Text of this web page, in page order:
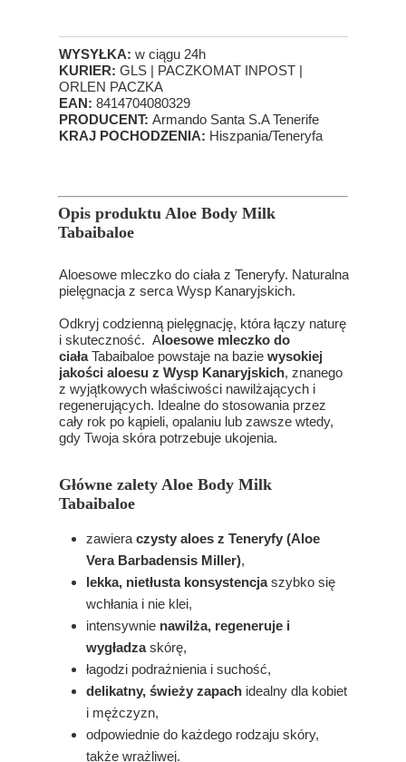
Opis produktu Aloe Body Milk
Tabaibaloe
Aloesowe mleczko do ciała z Teneryfy. Naturalna
pielęgnacja z serca Wysp Kanaryjskich.
Odkryj codzienną pielęgnację, która łączy naturę
i skuteczność. Aloesowe mleczko do
ciałaTabaibaloe powstaje na bazie wysokiej
jakości aloesu z Wysp Kanaryjskich, znanego
z wyjątkowych właściwości nawilżających i
regenerujących. Idealne do stosowania przez
cały rok po kąpieli, opalaniu lub zawsze wtedy,
gdy Twoja skóra potrzebuje ukojenia.
Główne zalety Aloe Body Milk
Tabaibaloe
zawiera czysty aloes z Teneryfy (Aloe
Vera Barbadensis Miller),
lekka, nietłusta konsystencjaszybko się
wchłania i nie klei,
intensywnie nawilża, regeneruje i
wygładzaskórę,
łagodzi podrażnienia i suchość,
delikatny, świeży zapach idealny dla kobiet
i mężczyzn,
odpowiednie do każdego rodzaju skóry,
także wrażliwej.
WYSYŁKA: w ciągu 24h
KURIER: GLS | PACZKOMAT INPOST |
ORLEN PACZKA
EAN: 8414704080329
PRODUCENT: Armando Santa S.A Tenerife
KRAJ POCHODZENIA: Hiszpania/Teneryfa